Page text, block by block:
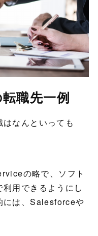
職先一例
なんといっても
の略で、ソフト
用できるようにし
には、Salesforceや